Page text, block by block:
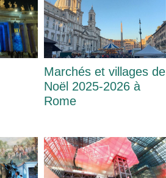
Marchés et villages de
Noël 2025-2026 à
Rome